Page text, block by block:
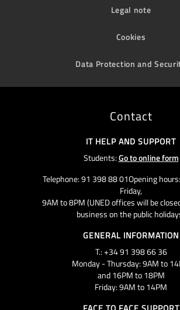
Legal note
Cookies
Data Protection and
Contact
IT HELP AND SUPPORT
Students:Go to online form
Telephone: 91 398 88 01Opening
Friday,
9AM to 8PM (UNED offices will be
business on the public
GENERAL INFORMATION
T.: +34 91 398 66 36
Monday - Thursday: 9AM to
and 16PM to 18PM
Friday: 9AM to 14PM